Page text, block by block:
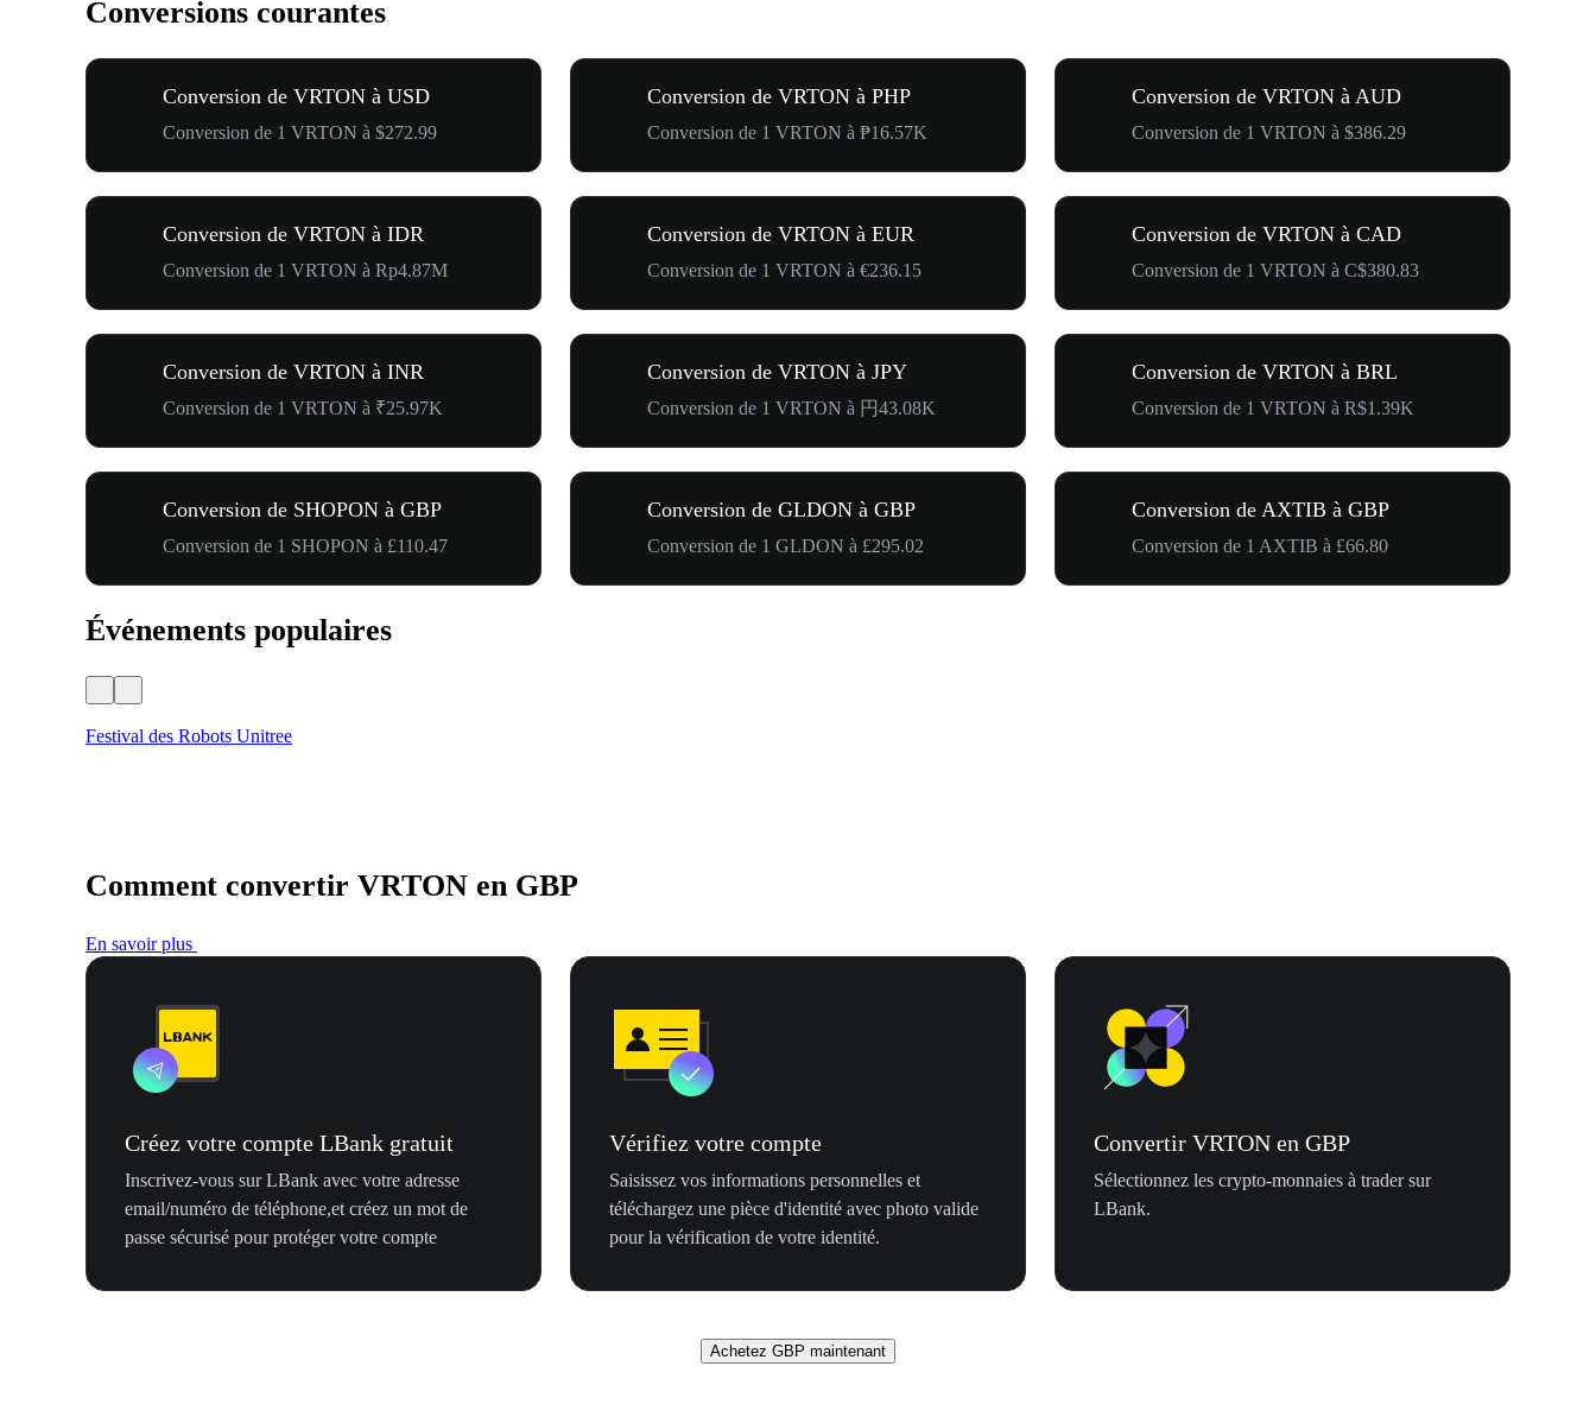
Conversions courantes
Conversion de VRTON à USD
Conversion de 1 VRTON à $272.99
Conversion de VRTON à PHP
Conversion de 1 VRTON à ₱16.57K
Conversion de VRTON à AUD
Conversion de 1 VRTON à $386.29
Conversion de VRTON à IDR
Conversion de 1 VRTON à Rp4.87M
Conversion de VRTON à EUR
Conversion de 1 VRTON à €236.15
Conversion de VRTON à CAD
Conversion de 1 VRTON à C$380.83
Conversion de VRTON à INR
Conversion de 1 VRTON à ₹25.97K
Conversion de VRTON à JPY
Conversion de 1 VRTON à 円43.08K
Conversion de VRTON à BRL
Conversion de 1 VRTON à R$1.39K
Conversion de SHOPON à GBP
Conversion de 1 SHOPON à £110.47
Conversion de GLDON à GBP
Conversion de 1 GLDON à £295.02
Conversion de AXTIB à GBP
Conversion de 1 AXTIB à £66.80
Événements populaires
Festival des Robots Unitree
Comment convertir VRTON en GBP
En savoir plus
Créez votre compte LBank gratuit
Inscrivez-vous sur LBank avec votre adresse
email/numéro de téléphone,et créez un mot de
passe sécurisé pour protéger votre compte
Vérifiez votre compte
Saisissez vos informations personnelles et
téléchargez une pièce d'identité avec photo valide
pour la vérification de votre identité.
Convertir VRTON en GBP
Sélectionnez les crypto-monnaies à trader sur
LBank.
Achetez GBP maintenant